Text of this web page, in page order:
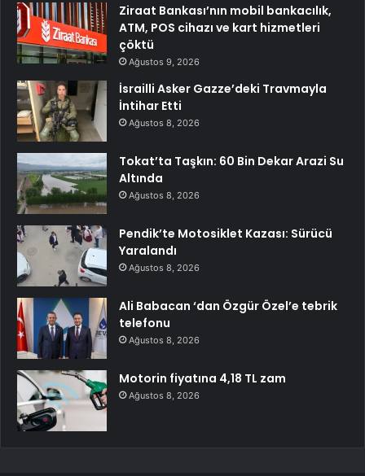
Ziraat Bankası’nın mobil bankacılık,
ATM, POS cihazı ve kart hizmetleri
çöktü
Ağustos 9, 2026
İsrailli Asker Gazze’deki Travmayla
İntihar Etti
Ağustos 8, 2026
Tokat’ta Taşkın: 60 Bin Dekar Arazi Su
Altında
Ağustos 8, 2026
Pendik’te Motosiklet Kazası: Sürücü
Yaralandı
Ağustos 8, 2026
Ali Babacan ‘dan Özgür Özel’e tebrik
telefonu
Ağustos 8, 2026
Motorin fiyatına 4,18 TL zam
Ağustos 8, 2026